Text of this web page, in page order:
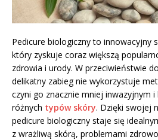
Pedicure biologiczny to innowacyjny
który zyskuje coraz większą
zdrowia i urody. W przeciwieństwie
delikatny zabieg nie wykorzystuje
czyni go znacznie mniej inwazyjnym i
różnych typów skóry. Dzięki swojej
pedicure biologiczny staje się
z wrażliwą skórą, problemami